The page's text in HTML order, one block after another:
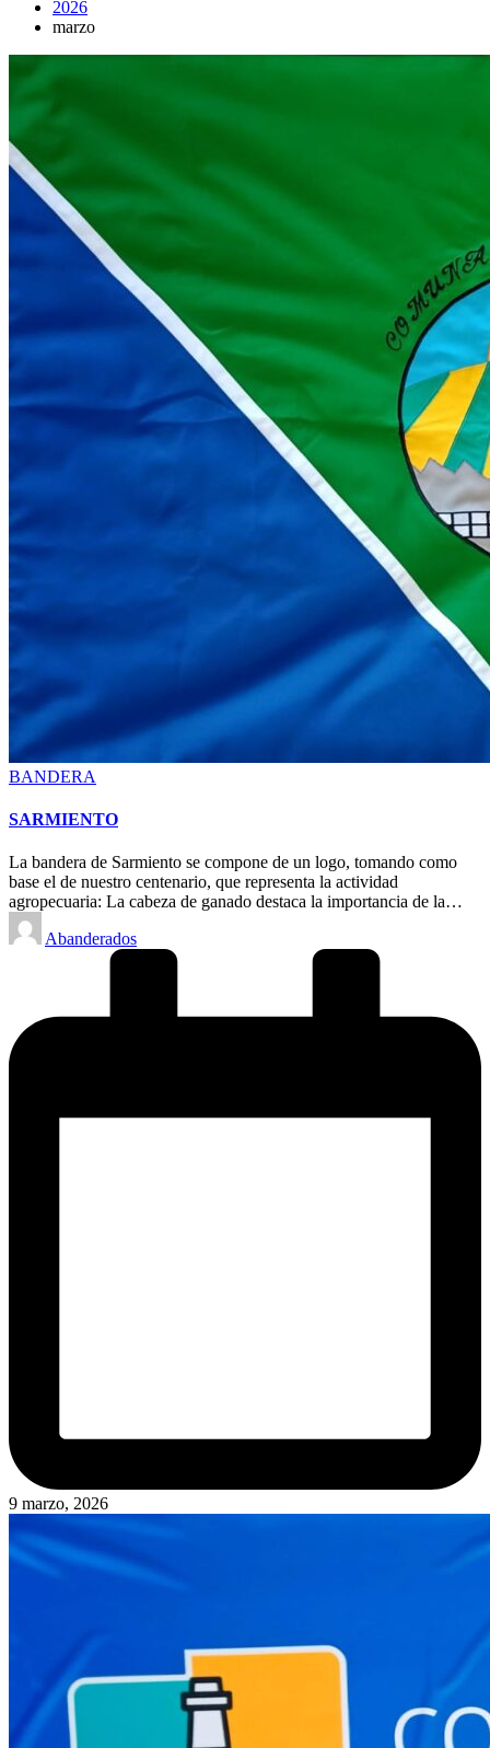
2026
marzo
Posted
BANDERA
SARMIENTO
La bandera de Sarmiento se compone de un logo, tomando como
base el de nuestro centenario, que representa la actividad
agropecuaria: La cabeza de ganado destaca la importancia de la…
Posted
by
Abanderados
9 marzo, 2026